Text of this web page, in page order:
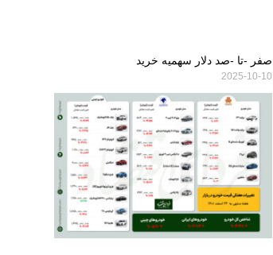
صفر -تا -صد دلار سهمیه خرید
2025-10-10